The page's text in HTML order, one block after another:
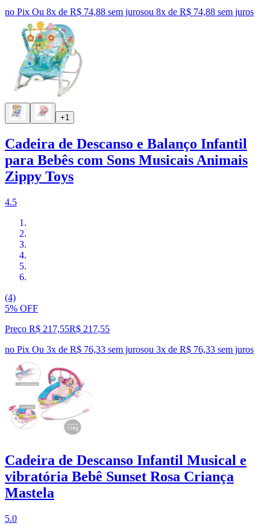
no Pix Ou 8x de R$ 74,88 sem jurosou 8x de R$ 74,88 sem juros
+1
Cadeira de Descanso e Balanço Infantil
para Bebês com Sons Musicais Animais
Zippy Toys
4.5
(4)
5% OFF
Preço R$ 217,55R$ 217,55
no Pix Ou 3x de R$ 76,33 sem jurosou 3x de R$ 76,33 sem juros
Cadeira de Descanso Infantil Musical e
vibratória Bebê Sunset Rosa Criança
Mastela
5.0